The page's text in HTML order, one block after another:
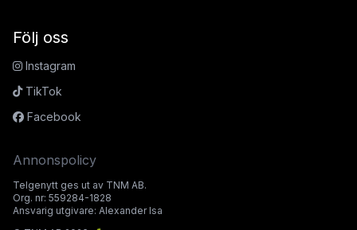
Följ oss
Instagram
TikTok
Facebook
Annonspolicy
Telgenytt ges ut av TNM AB.
Org. nr: 559284-1828
Ansvarig utgivare: Alexander Isa